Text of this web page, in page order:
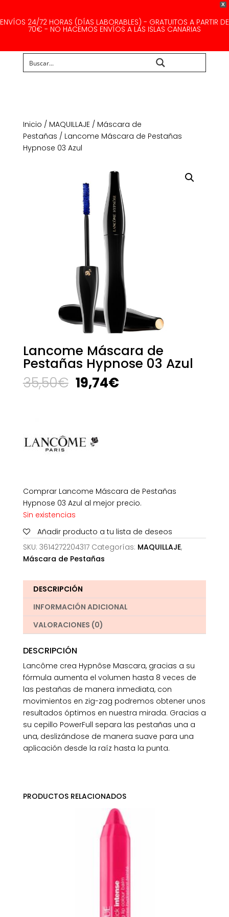
X
ENVÍOS 24/72 HORAS (DÍAS LABORABLES) - GRATUITOS A PARTIR DE
70€ - NO HACEMOS ENVÍOS A LAS ISLAS CANARIAS
Inicio / MAQUILLAJE/ Máscara de
Pestañas / Lancome Máscara de Pestañas
Hypnose 03 Azul
Lancome Máscara de
Pestañas Hypnose 03 Azul
35,50€ El
precio
19,74€El
Comprar Lancome Máscara de Pestañas
Hypnose 03 Azul al mejor precio.
Sin existencias
Añadir producto a tu lista de deseos
SKU: 3614272204317 Categorías: MAQUILLAJE,
Máscara de Pestañas
DESCRIPCIÓN
INFORMACIÓN ADICIONAL
VALORACIONES (0)
DESCRIPCIÓN
Lancôme crea Hypnôse Mascara, gracias a su
fórmula aumenta el volumen hasta 8 veces de
las pestañas de manera inmediata, con
movimientos en zig-zag podremos obtener unos
resultados óptimos en nuestra mirada. Gracias a
su cepillo PowerFull separa las pestañas una a
una, deslizándose de manera suave para una
aplicación desde la raíz hasta la punta.
PRODUCTOS RELACIONADOS